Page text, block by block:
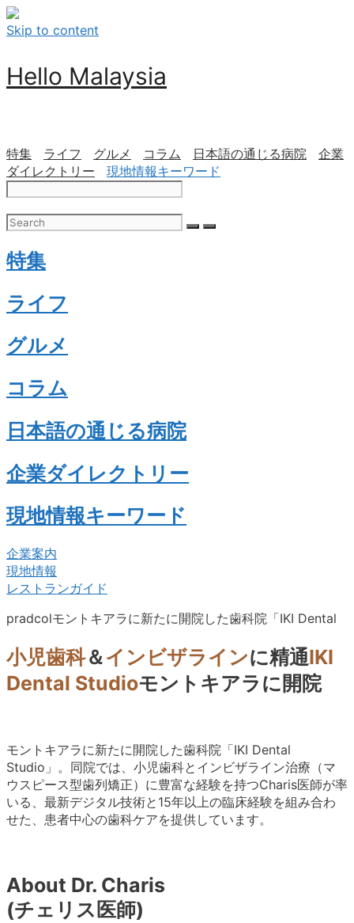
Skip to content
Hello Malaysia
特集 ライフ グルメ コラム 日本語の通じる病院
企業
ダイレクトリー
現地情報キーワード
特集
ライフ
グルメ
コラム
日本語の通じる病院
企業ダイレクトリー
現地情報キーワード
企業案内
現地情報
レストランガイド
pradcolモントキアラに新たに開院した歯科院「IKI Dental
小児歯科＆インビザラインに精通IKI
Dental Studioモントキアラに開院
モントキアラに新たに開院した歯科院「IKI Dental
Studio」。同院では、小児歯科とインビザライン治療（マ
ウスピース型歯列矯正）に豊富な経験を持つCharis医師が率
いる、最新デジタル技術と15年以上の臨床経験を組み合わ
せた、患者中心の歯科ケアを提供しています。
About Dr. Charis
(チェリス医師)